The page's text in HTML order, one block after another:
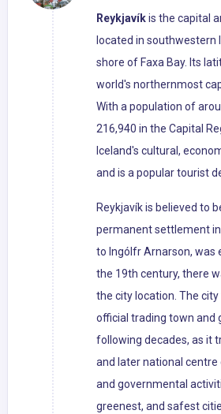
Reykjavíkis the capital
located in southwestern
shore of Faxa Bay. Its
world's northernmost
With a population of
216,940 in the Capital
Iceland's cultural,
and is a popular tourist
Reykjavík is believed to
permanent settlement
to Ingólfr Arnarson, was
the 19th century, there
the city location. The
official trading town and
following decades, as it
and later national
and governmental
greenest, and safest